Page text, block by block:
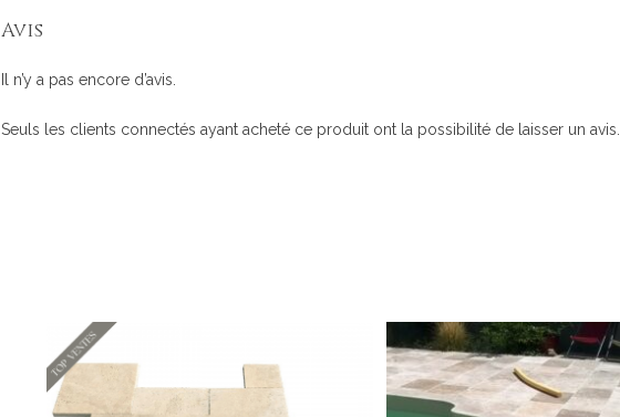
Avis
Il n’y a pas encore d’avis.
Seuls les clients connectés ayant acheté ce produit ont la possibilité de laisser un avis.